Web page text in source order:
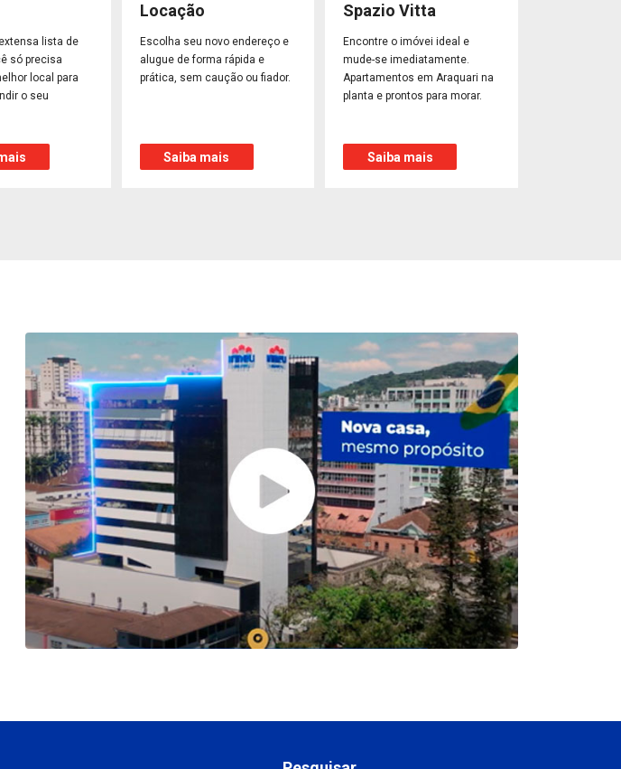
lista de
só precisa
local para
o seu
Locação
Escolha seu novo endereço e
alugue de forma rápida e
prática, sem caução ou fiador.
Saiba mais
Spazio Vitta
Encontre o imóvei ideal e
mude-se imediatamente.
Apartamentos em Araquari na
planta e prontos para morar.
Saiba mais